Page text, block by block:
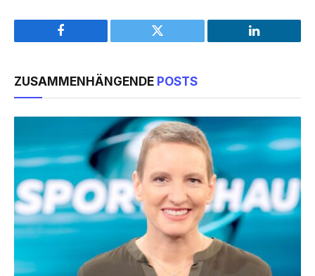
Facebook Twitter LinkedIn
ZUSAMMENHÄNGENDE POSTS